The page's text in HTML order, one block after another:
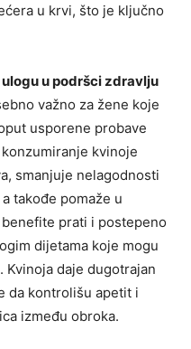
u krvi, što je ključno
u podršci zdravlju
važno za žene koje
usporene probave
kvinoje
smanjuje nelagodnosti
takođe pomaže u
prati i postepeno
dijetama koje mogu
daje dugotrajan
da kontrolišu apetit i
između obroka.